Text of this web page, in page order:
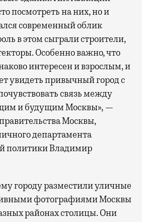
посмотреть на них, но и
современный облик
в этом сыграли строители,
Особенно важно, что
интересен и взрослым, и
увидеть привычный город с
связь между
и будущим Москвы», —
Москвы,
департамента
политики Владимир
городу разместили уличные
фотографиями Москвы
районах столицы. Они